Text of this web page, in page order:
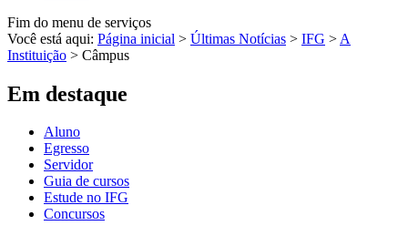
Fim do menu de serviços
Você está aqui: Página inicial > Últimas Notícias > IFG > A
Instituição > Câmpus
Em destaque
Aluno
Egresso
Servidor
Guia de cursos
Estude no IFG
Concursos